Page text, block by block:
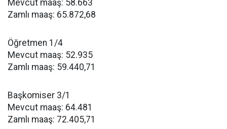
Mevcut maaş: 58.663
Zamlı maaş: 65.872,68
Öğretmen 1/4
Mevcut maaş: 52.935
Zamlı maaş: 59.440,71
Başkomiser 3/1
Mevcut maaş: 64.481
Zamlı maaş: 72.405,71